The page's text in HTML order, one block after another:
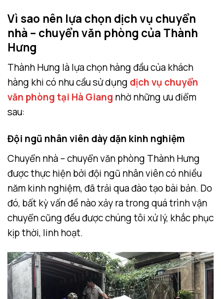
Vì sao nên lựa chọn dịch vụ chuyển
nhà – chuyển văn phòng của Thành
Hưng
Thành Hưng là lựa chọn hàng đầu của khách
hàng khi có nhu cầu sử dụng dịch vụ chuyển
văn phòng tại Hà Giang nhờ những ưu điểm
sau:
Đội ngũ nhân viên dày dặn kinh nghiệm
Chuyển nhà – chuyển văn phòng Thành Hưng
được thực hiện bởi đội ngũ nhân viên có nhiều
năm kinh nghiệm, đã trải qua đào tạo bài bản. Do
đó, bất kỳ vấn đề nào xảy ra trong quá trình vận
chuyển cũng đều được chúng tôi xử lý, khắc phục
kịp thời, linh hoạt.